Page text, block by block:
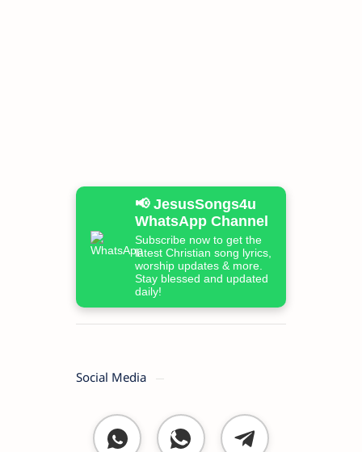
📢 JesusSongs4u
WhatsApp Channel
Subscribe now to get the
latest Christian song lyrics,
worship updates & more.
Stay blessed and updated
daily!
Social Media